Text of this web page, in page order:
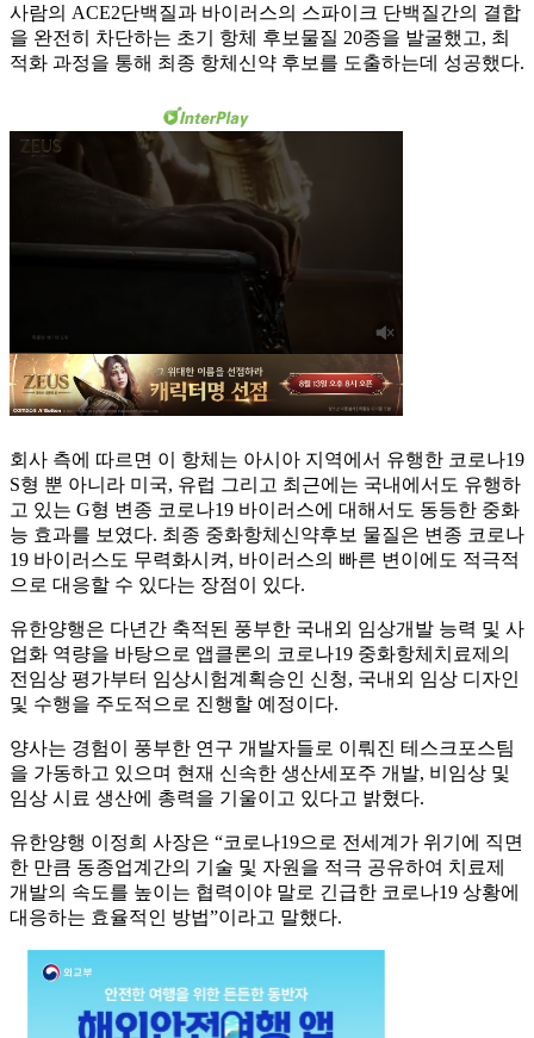
사람의 ACE2단백질과 바이러스의 스파이크 단백질간의 결합
을 완전히 차단하는 초기 항체 후보물질 20종을 발굴했고, 최
적화 과정을 통해 최종 항체신약 후보를 도출하는데 성공했다.
회사 측에 따르면 이 항체는 아시아 지역에서 유행한 코로나19
S형 뿐 아니라 미국, 유럽 그리고 최근에는 국내에서도 유행하
고 있는 G형 변종 코로나19 바이러스에 대해서도 동등한 중화
능 효과를 보였다. 최종 중화항체신약후보 물질은 변종 코로나
19 바이러스도 무력화시켜, 바이러스의 빠른 변이에도 적극적
으로 대응할 수 있다는 장점이 있다.
유한양행은 다년간 축적된 풍부한 국내외 임상개발 능력 및 사
업화 역량을 바탕으로 앱클론의 코로나19 중화항체치료제의
전임상 평가부터 임상시험계획승인 신청, 국내외 임상 디자인
및 수행을 주도적으로 진행할 예정이다.
양사는 경험이 풍부한 연구 개발자들로 이뤄진 테스크포스팀
을 가동하고 있으며 현재 신속한 생산세포주 개발, 비임상 및
임상 시료 생산에 총력을 기울이고 있다고 밝혔다.
유한양행 이정희 사장은 “코로나19으로 전세계가 위기에 직면
한 만큼 동종업계간의 기술 및 자원을 적극 공유하여 치료제
개발의 속도를 높이는 협력이야 말로 긴급한 코로나19 상황에
대응하는 효율적인 방법”이라고 말했다.